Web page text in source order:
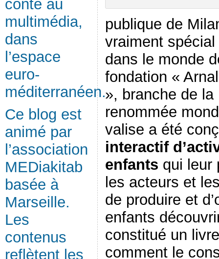
conte au
multimédia,
dans
l’espace
euro-
méditerranéen.
Ce blog est
animé par
l’association
MEDiakitab
basée à
Marseille.
Les
contenus
reflètent les
publique de
vraiment
dans le monde
fondation «
», branche de la
renommée
valise a été
interactif
enfants qui leur
les acteurs et
de produire et
enfants
constitué un
comment le